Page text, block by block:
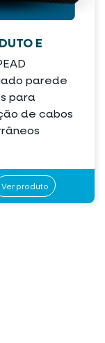
E
parede
para
de cabos
Ver produto